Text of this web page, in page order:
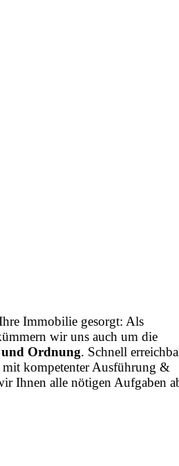
Immobilie gesorgt: Als
wir uns auch um die
Ordnung. Schnell
mit kompetenter Ausführung &
Ihnen alle nötigen Aufgaben